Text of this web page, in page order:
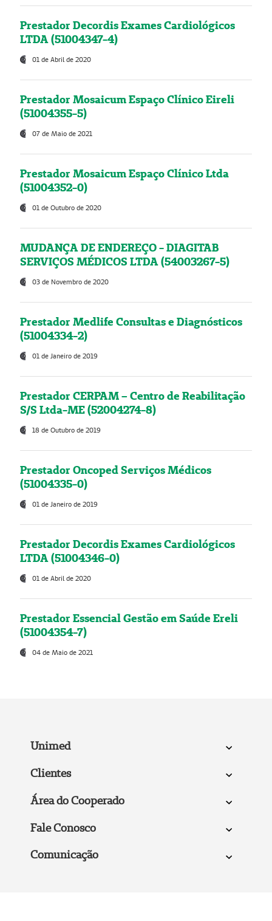
Prestador Decordis Exames Cardiológicos
LTDA (51004347-4)
01 de Abril de 2020
Prestador Mosaicum Espaço Clínico Eireli
(51004355-5)
07 de Maio de 2021
Prestador Mosaicum Espaço Clínico Ltda
(51004352-0)
01 de Outubro de 2020
MUDANÇA DE ENDEREÇO - DIAGITAB
SERVIÇOS MÉDICOS LTDA (54003267-5)
03 de Novembro de 2020
Prestador Medlife Consultas e Diagnósticos
(51004334-2)
01 de Janeiro de 2019
Prestador CERPAM – Centro de Reabilitação
S/S Ltda-ME (52004274-8)
18 de Outubro de 2019
Prestador Oncoped Serviços Médicos
(51004335-0)
01 de Janeiro de 2019
Prestador Decordis Exames Cardiológicos
LTDA (51004346-0)
01 de Abril de 2020
Prestador Essencial Gestão em Saúde Ereli
(51004354-7)
04 de Maio de 2021
Unimed
Clientes
Área do Cooperado
Fale Conosco
Comunicação